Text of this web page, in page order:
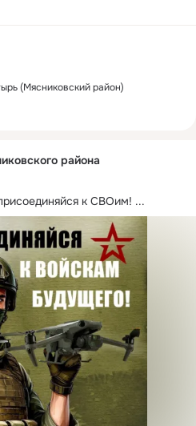
района
к СВОим! ...
(Мясниковский район)